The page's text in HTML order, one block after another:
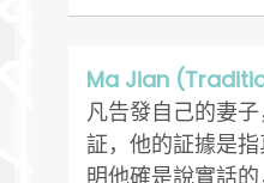
Ma Jian
凡告發自己的妻
証，他的証據是
明他確是說實話的